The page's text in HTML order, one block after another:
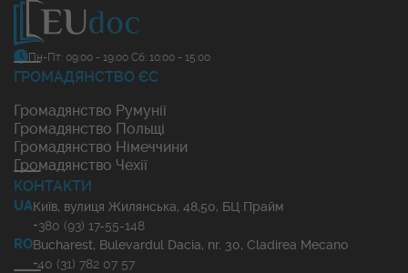
Пн-Пт: 09:00 - 19:00 Сб: 10:00 - 15:00
ГРОМАДЯНСТВО ЄС
Громадянство Румунії
Громадянство Польщі
Громадянство Німеччини
Громадянство Чехії
КОНТАКТИ
UAКиїв, вулиця Жилянська, 48,50, БЦ Прайм
+380 (93) 17-55-148
ROBucharest, Bulevardul Dacia, nr. 30, Cladirea Mecano
+40 (31) 782 07 57